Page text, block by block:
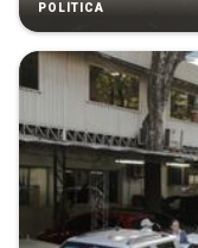
POLÍTICA